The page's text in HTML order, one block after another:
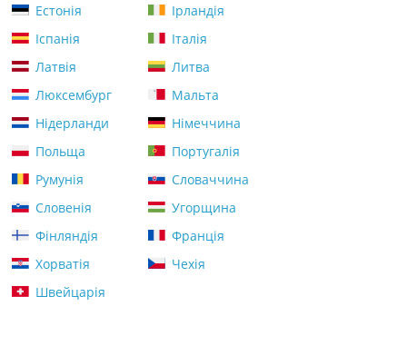
Естонія
Ірландія
Іспанія
Італія
Латвія
Литва
Люксембург
Мальта
Нідерланди
Німеччина
Польща
Португалія
Румунія
Словаччина
Словенія
Угорщина
Фінляндія
Франція
Хорватія
Чехія
Швейцарія